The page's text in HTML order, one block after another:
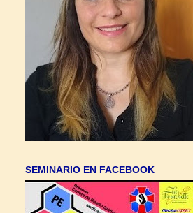
SEMINARIO EN FACEBOOK